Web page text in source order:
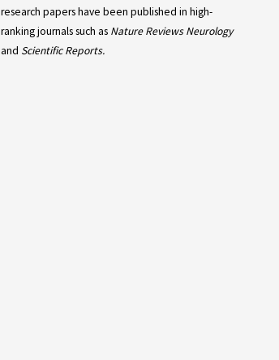
research papers have been published in high-
ranking journals such as Nature Reviews Neurology
and Scientific Reports.